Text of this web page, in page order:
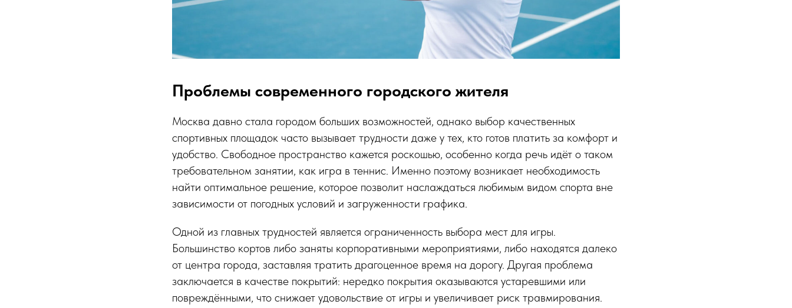
Проблемы современного городского жителя
Москва давно стала городом больших возможностей, однако выбор качественных
спортивных площадок часто вызывает трудности даже у тех, кто готов платить за комфорт и
удобство. Свободное пространство кажется роскошью, особенно когда речь идёт о таком
требовательном занятии, как игра в теннис. Именно поэтому возникает необходимость
найти оптимальное решение, которое позволит наслаждаться любимым видом спорта вне
зависимости от погодных условий и загруженности графика.
Одной из главных трудностей является ограниченность выбора мест для игры.
Большинство кортов либо заняты корпоративными мероприятиями, либо находятся далеко
от центра города, заставляя тратить драгоценное время на дорогу. Другая проблема
заключается в качестве покрытий: нередко покрытия оказываются устаревшими или
повреждёнными, что снижает удовольствие от игры и увеличивает риск травмирования.